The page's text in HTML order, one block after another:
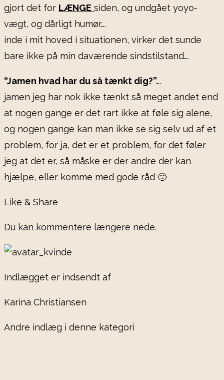
gjort det for LÆNGE siden, og undgået yoyo-
vægt, og dårligt humør….
inde i mit hoved i situationen, virker det sunde
bare ikke på min daværende sindstilstand….
“Jamen hvad har du så tænkt dig?”...
jamen jeg har nok ikke tænkt så meget andet end
at nogen gange er det rart ikke at føle sig alene,
og nogen gange kan man ikke se sig selv ud af et
problem, for ja, det er et problem, for det føler
jeg at det er, så måske er der andre der kan
hjælpe, eller komme med gode råd 🙂
Like & Share
Du kan kommentere længere nede.
Indlægget er indsendt af
Karina Christiansen
Andre indlæg i denne kategori